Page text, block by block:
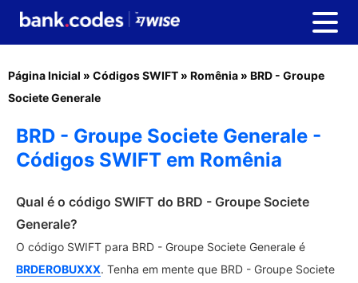
Página Inicial » Códigos SWIFT » Romênia » BRD - Groupe
Societe Generale
BRD - Groupe Societe Generale -
Códigos SWIFT em Romênia
Qual é o código SWIFT do BRD - Groupe Societe
Generale?
O código SWIFT para BRD - Groupe Societe Generale é
BRDEROBUXXX. Tenha em mente que BRD - Groupe Societe